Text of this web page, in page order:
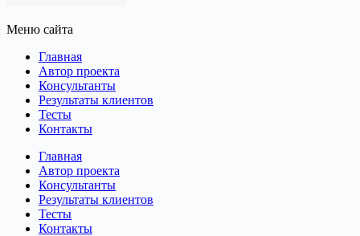
Меню сайта
Главная
Автор проекта
Консультанты
Результаты клиентов
Тесты
Контакты
Главная
Автор проекта
Консультанты
Результаты клиентов
Тесты
Контакты